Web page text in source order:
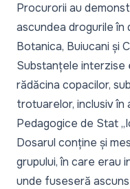
Procurorii au
ascundea drogurile
Botanica, Buiucani și
Substanțele interzise
rădăcina copacilor,
trotuarelor, inclusiv
Pedagogice de Stat
Dosarul conține și
grupului, în care erau
unde fuseseră